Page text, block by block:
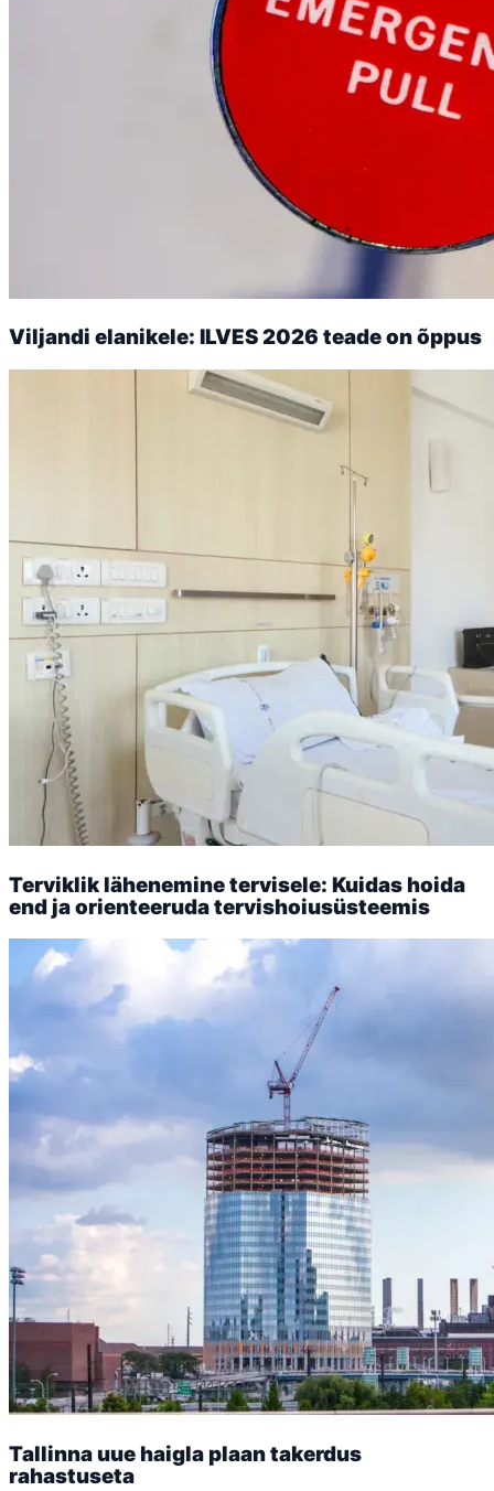
Viljandi elanikele: ILVES 2026 teade on õppus
Terviklik lähenemine tervisele: Kuidas hoida
end ja orienteeruda tervishoiusüsteemis
Tallinna uue haigla plaan takerdus
rahastuseta